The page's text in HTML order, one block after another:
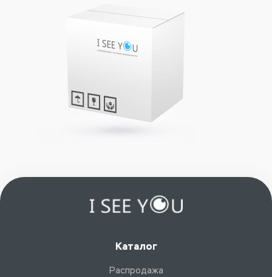
Каталог
Распродажа